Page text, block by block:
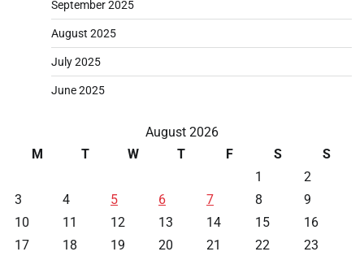
September 2025
August 2025
July 2025
June 2025
August 2026
M
T W T F S
S
1
2
3
4 5 6 7 8
9
10
11 12 13 14 15
16
17
18 19 20 21 22
23